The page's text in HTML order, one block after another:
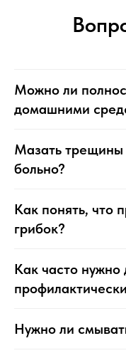
Можно ли
домашними
Мазать трещины
больно?
Как понять, что
грибок?
Как часто нужно
Нужно ли